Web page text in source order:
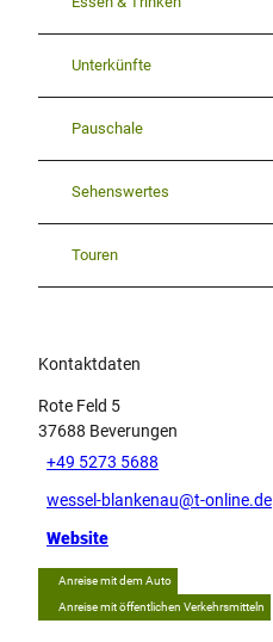
Unterkünfte
Pauschale
Sehenswertes
Touren
Kontaktdaten
Rote Feld 5
37688 Beverungen
+49 5273 5688
wessel-blankenau@t-online.de
Website
Anreise mit dem Auto
Anreise mit öffentlichen Verkehrsmitteln